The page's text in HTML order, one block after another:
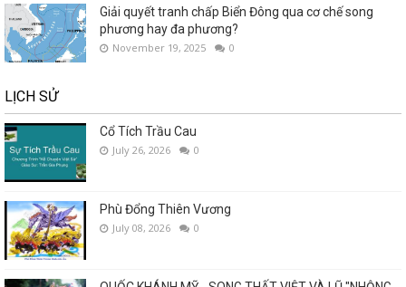
Giải quyết tranh chấp Biển Đông qua cơ chế song
phương hay đa phương?
November 19, 2025 0
LỊCH SỬ
Cổ Tích Trầu Cau
July 26, 2026 0
Phù Đổng Thiên Vương
July 08, 2026 0